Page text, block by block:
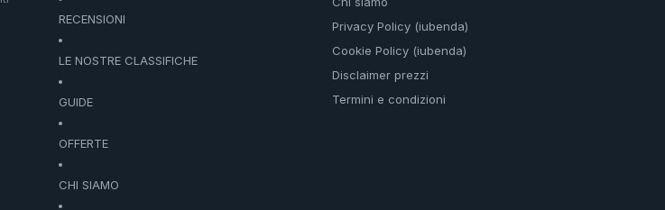
RECENSIONI
LE NOSTRE CLASSIFICHE
GUIDE
OFFERTE
CHI SIAMO
Privacy Policy (iubenda)
Cookie Policy (iubenda)
Disclaimer prezzi
Termini e condizioni